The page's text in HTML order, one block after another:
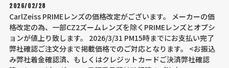
2026/02/28
CarlZeiss PRIMEレンズの価格改定がございます。 メーカーの価
格改定の為、一部CZ2ズームレンズを除くPRIMEレンズとオプシ
ョンが値上り致します。 2026/3/31 PM15時までにお支払い完了
弊社確認ご注文分まで掲載価格でのご対応となります。 <お振込
み弊社着金確認済、もしくはクレジットカードご決済弊社確認